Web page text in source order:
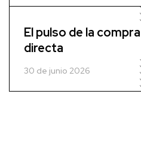
El pulso de la compra
directa
30 de junio 2026